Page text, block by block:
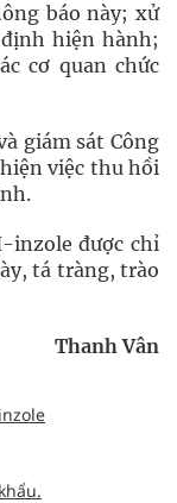
báo này; xử
hiện hành;
cơ quan chức
giám sát Công
việc thu hồi
inzole được chỉ
tá tràng, trào
Thanh Vân